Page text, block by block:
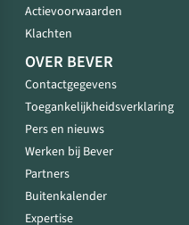
Actievoorwaarden
Klachten
OVER BEVER
Contactgegevens
Toegankelijkheidsverklaring
Pers en nieuws
Werken bij Bever
Partners
Buitenkalender
Expertise